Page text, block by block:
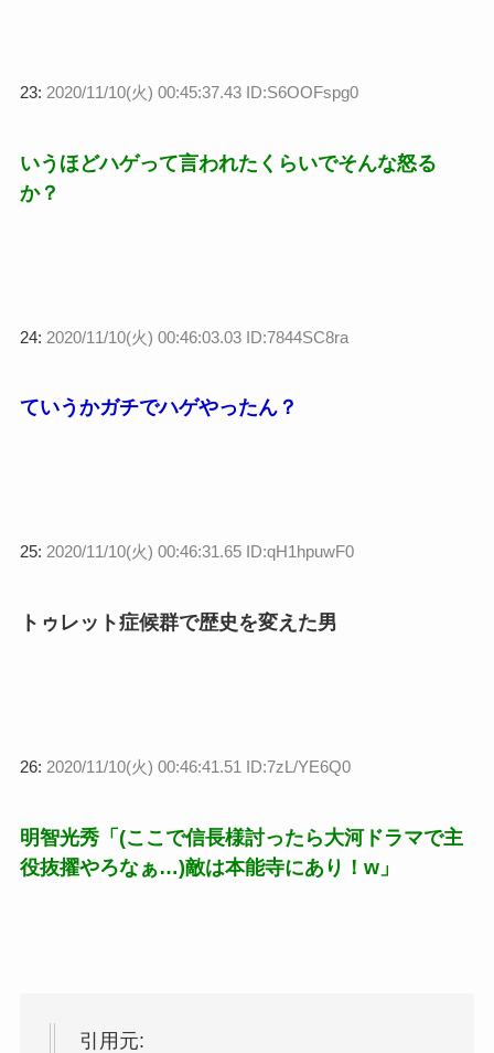
23: 2020/11/10(火) 00:45:37.43 ID:S6OOFspg0
いうほどハゲって言われたくらいでそんな怒る
か？
24: 2020/11/10(火) 00:46:03.03 ID:7844SC8ra
ていうかガチでハゲやったん？
25: 2020/11/10(火) 00:46:31.65 ID:qH1hpuwF0
トゥレット症候群で歴史を変えた男
26: 2020/11/10(火) 00:46:41.51 ID:7zL/YE6Q0
明智光秀「(ここで信長様討ったら大河ドラマで主
役抜擢やろなぁ…)敵は本能寺にあり！w」
引用元: